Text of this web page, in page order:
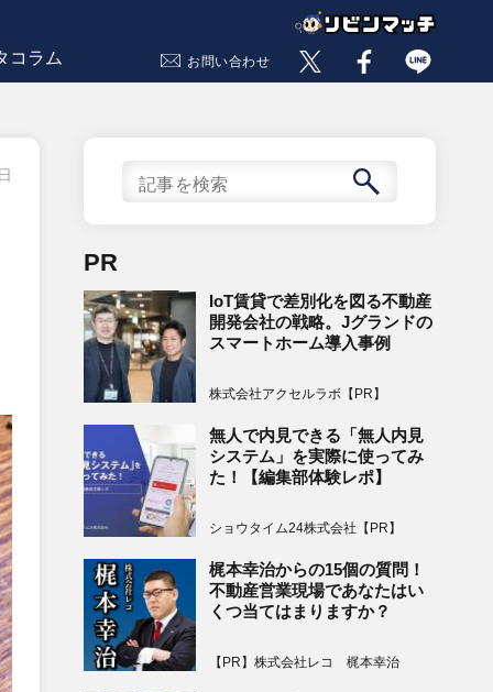
コラム お問い合わせ
PR
IoT賃貸で差別化を図る不動産
開発会社の戦略。Jグランドの
スマートホーム導入事例
株式会社アクセルラボ【PR】
無人で内見できる「無人内見
システム」を実際に使ってみ
た！【編集部体験レポ】
ショウタイム24株式会社【PR】
梶本幸治からの15個の質問！
不動産営業現場であなたはい
くつ当てはまりますか？
【PR】株式会社レコ 梶本幸治